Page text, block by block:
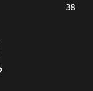
38